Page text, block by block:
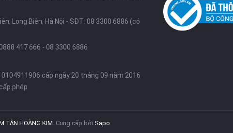
Long Biên, Hà Nội - SĐT: 08 3300 6886 (có
0888 417 666 - 08 3300 6886
cấp ngày 20 tháng 09 năm 2016
phép
TÂN HOÀNG KIM Cung cấp bởi Sapo